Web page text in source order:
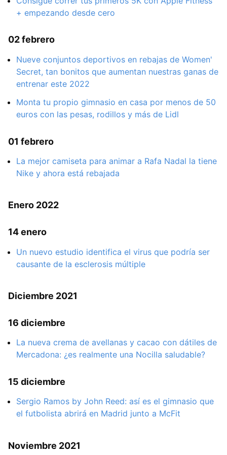
+ empezando desde cero
02 febrero
Nueve conjuntos deportivos en rebajas de Women'
Secret, tan bonitos que aumentan nuestras ganas de
entrenar este 2022
Monta tu propio gimnasio en casa por menos de 50
euros con las pesas, rodillos y más de Lidl
01 febrero
La mejor camiseta para animar a Rafa Nadal la tiene
Nike y ahora está rebajada
Enero 2022
14 enero
Un nuevo estudio identifica el virus que podría ser
causante de la esclerosis múltiple
Diciembre 2021
16 diciembre
La nueva crema de avellanas y cacao con dátiles de
Mercadona: ¿es realmente una Nocilla saludable?
15 diciembre
Sergio Ramos by John Reed: así es el gimnasio que
el futbolista abrirá en Madrid junto a McFit
Noviembre 2021